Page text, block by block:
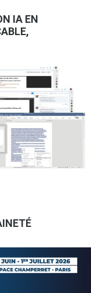
IA EN